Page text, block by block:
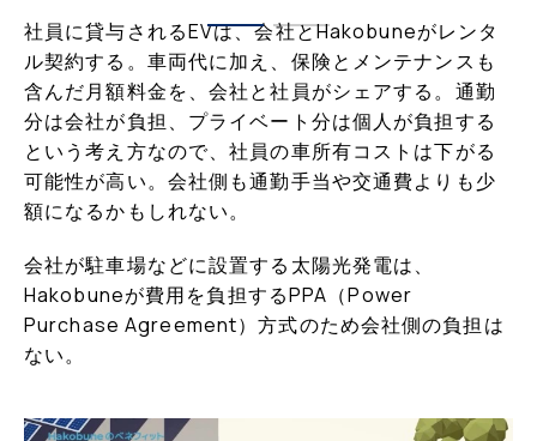
社員に貸与されるEVは、会社とHakobuneがレンタ
ル契約する。車両代に加え、保険とメンテナンスも
含んだ月額料金を、会社と社員がシェアする。通勤
分は会社が負担、プライベート分は個人が負担する
という考え方なので、社員の車所有コストは下がる
可能性が高い。会社側も通勤手当や交通費よりも少
額になるかもしれない。
会社が駐車場などに設置する太陽光発電は、
Hakobuneが費用を負担するPPA（Power
Purchase Agreement）方式のため会社側の負担は
ない。